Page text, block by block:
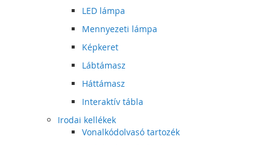
LED lámpa
Mennyezeti lámpa
Képkeret
Lábtámasz
Háttámasz
Interaktív tábla
Irodai kellékek
Vonalkódolvasó tartozék